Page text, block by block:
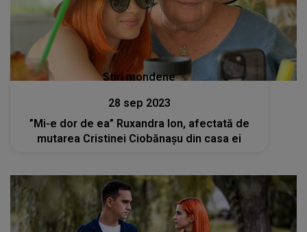
Stiri mondene
28 sep 2023
”Mi-e dor de ea” Ruxandra Ion, afectată de
mutarea Cristinei Ciobănașu din casa ei